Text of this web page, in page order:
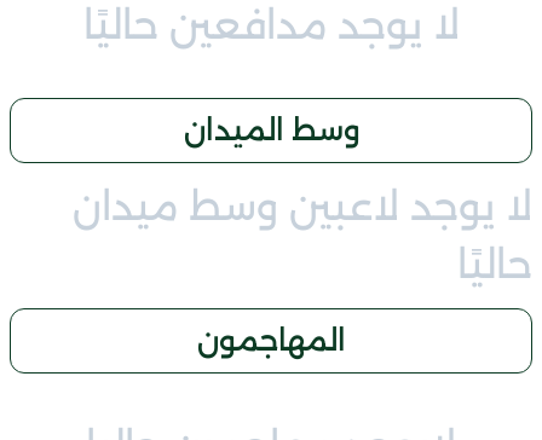
لا يوجد مدافعين حاليًا
وسط الميدان
لا يوجد لاعبين وسط ميدان
حاليًا
المهاجمون